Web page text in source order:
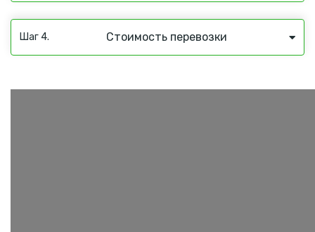
Шаг 4. Стоимость перевозки